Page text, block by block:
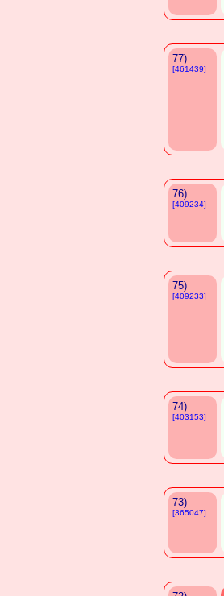
77)
[461439]
76)
[409234]
75)
[409233]
74)
[403153]
73)
[365047]